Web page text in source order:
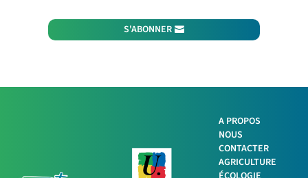
S'ABONNER
A PROPOS
NOUS
CONTACTER
AGRICULTURE